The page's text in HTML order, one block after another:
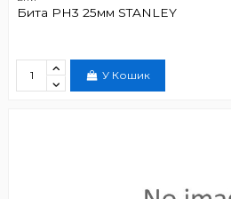
Бита PH3 25мм STANLEY
У Кошик